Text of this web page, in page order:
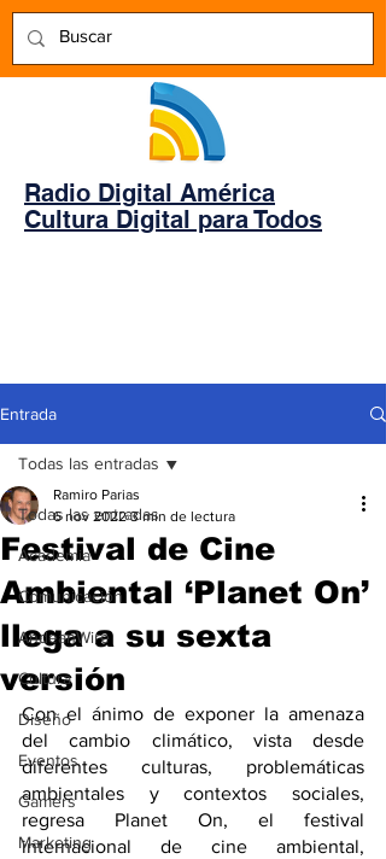
Radio Digital América
Cultura Digital para Todos
Entrada
Todas las entradas
Academia
Comunicación
AndeanWire
Cultura
Diseño
Eventos
Gamers
Marketing
Todas las entradas
Festival de Cine
Ambiental ‘Planet On’
llega a su sexta
versión
Ramiro Parias
6 nov 2022 3 min de lectura
Con el ánimo de exponer la amenaza
del cambio climático, vista desde
diferentes culturas, problemáticas
ambientales y contextos sociales,
regresa Planet On, el festival
internacional de cine ambiental,